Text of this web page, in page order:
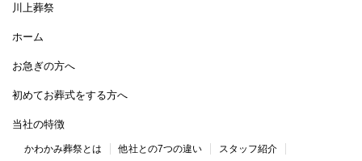
川上葬祭
ホーム
お急ぎの方へ
初めてお葬式をする方へ
当社の特徴
かわかみ葬祭とは 他社との7つの違い
スタッフ紹介